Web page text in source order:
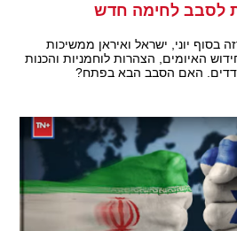
לסבב לחימה חדש
יוני, ישראל ואיראן ממשיכות
האיומים, הצהרות לוחמניות והכנות
האם הסבב הבא בפתח?